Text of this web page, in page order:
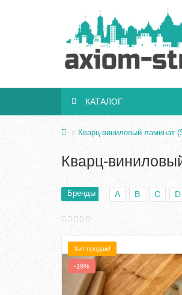
КАТАЛОГ
Кварц-виниловый ламинат
Кварц-
Бренды A B C D
Хит продаж!
-19%